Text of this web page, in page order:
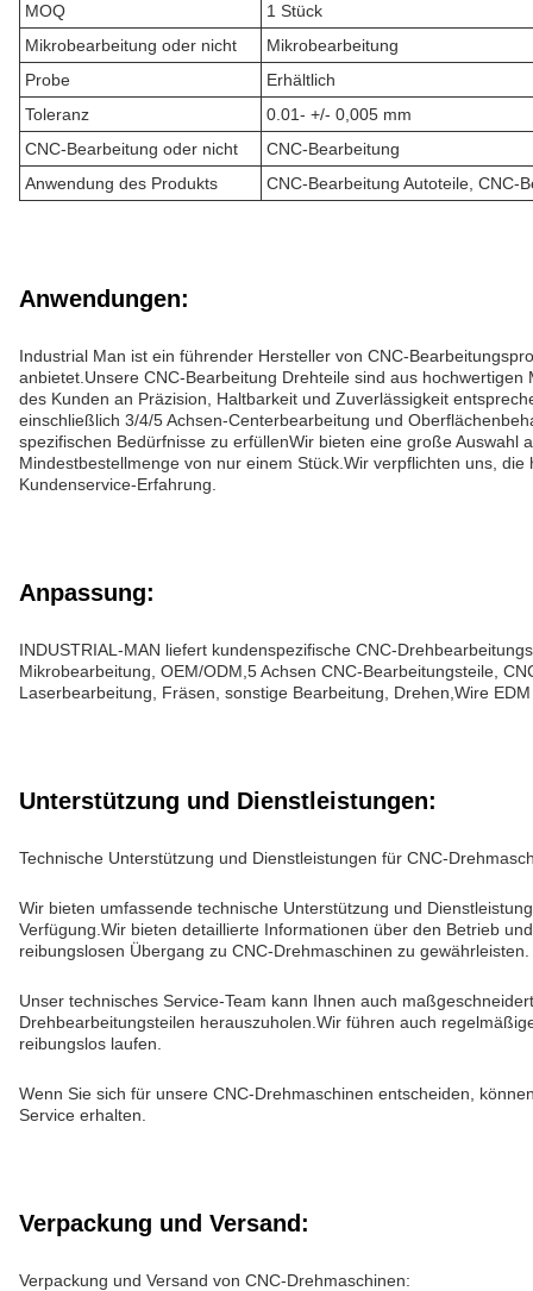
MOQ
1 Stück
Mikrobearbeitung oder nicht
Mikrobearbeitung
Probe
Erhältlich
Toleranz
0.01- +/- 0,005 mm
CNC-Bearbeitung oder nicht
CNC-Bearbeitung
Anwendung des Produkts
CNC-Bearbeitung Autoteile, CNC-
Anwendungen:
Industrial Man ist ein führender Hersteller von CNC-
anbietet.Unsere CNC-Bearbeitung Drehteile sind aus
des Kunden an Präzision, Haltbarkeit und Zuverlässigkeit
einschließlich 3/4/5 Achsen-Centerbearbeitung und
spezifischen Bedürfnisse zu erfüllenWir bieten eine große
Mindestbestellmenge von nur einem Stück.Wir verpflichten uns,
Kundenservice-Erfahrung.
Anpassung:
INDUSTRIAL-MAN liefert kundenspezifische CNC-
Mikrobearbeitung, OEM/ODM,5 Achsen CNC-Bearbeitungsteile,
Laserbearbeitung, Fräsen, sonstige Bearbeitung, Drehen,Wire
Unterstützung und Dienstleistungen:
Technische Unterstützung und Dienstleistungen für CNC-
Wir bieten umfassende technische Unterstützung und
Verfügung.Wir bieten detaillierte Informationen über den Betrieb
reibungslosen Übergang zu CNC-Drehmaschinen zu gewährleisten.
Unser technisches Service-Team kann Ihnen auch
Drehbearbeitungsteilen herauszuholen.Wir führen auch
reibungslos laufen.
Wenn Sie sich für unsere CNC-Drehmaschinen entscheiden,
Service erhalten.
Verpackung und Versand:
Verpackung und Versand von CNC-Drehmaschinen: